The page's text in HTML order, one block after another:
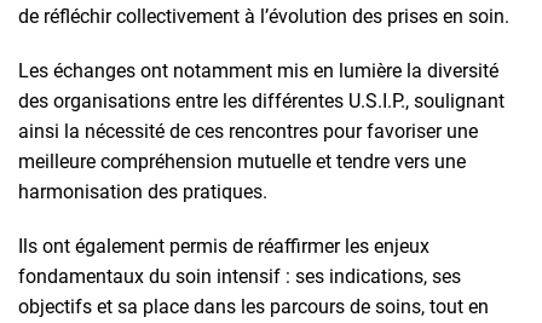
de réfléchir collectivement à l’évolution des prises en soin.
Les échanges ont notamment mis en lumière la diversité
des organisations entre les différentes U.S.I.P., soulignant
ainsi la nécessité de ces rencontres pour favoriser une
meilleure compréhension mutuelle et tendre vers une
harmonisation des pratiques.
Ils ont également permis de réaffirmer les enjeux
fondamentaux du soin intensif : ses indications, ses
objectifs et sa place dans les parcours de soins, tout en